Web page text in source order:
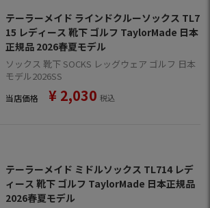
テーラーメイド ラインドクルーソックス TL7
15 レディース 靴下 ゴルフ TaylorMade 日本
正規品 2026春夏モデル
ソックス 靴下 SOCKS レッグウェア ゴルフ 日本
モデル2026SS
当店価格 ¥ 2,030 税込
テーラーメイド ミドルソックス TL714 レデ
ィース 靴下 ゴルフ TaylorMade 日本正規品
2026春夏モデル